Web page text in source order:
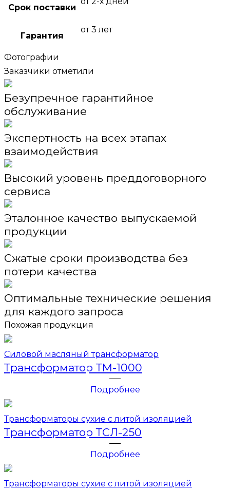
Срок поставки
Гарантия
от 3 лет
Фотографии
Заказчики отметили
Безупречное гарантийное
обслуживание
Экспертность на всех этапах
взаимодействия
Высокий уровень преддоговорного
сервиса
Эталонное качество выпускаемой
продукции
Сжатые сроки производства без
потери качества
Оптимальные технические решения
для каждого запроса
Похожая продукция
Силовой масляный трансформатор
Трансформатор ТМ-1000
Подробнее
Трансформаторы сухие с литой изоляцией
Трансформатор ТСЛ-250
Подробнее
Трансформаторы сухие с литой изоляцией